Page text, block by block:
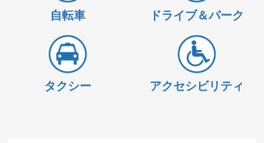
自転車 ドライブ＆パーク
タクシー アクセシビリティ